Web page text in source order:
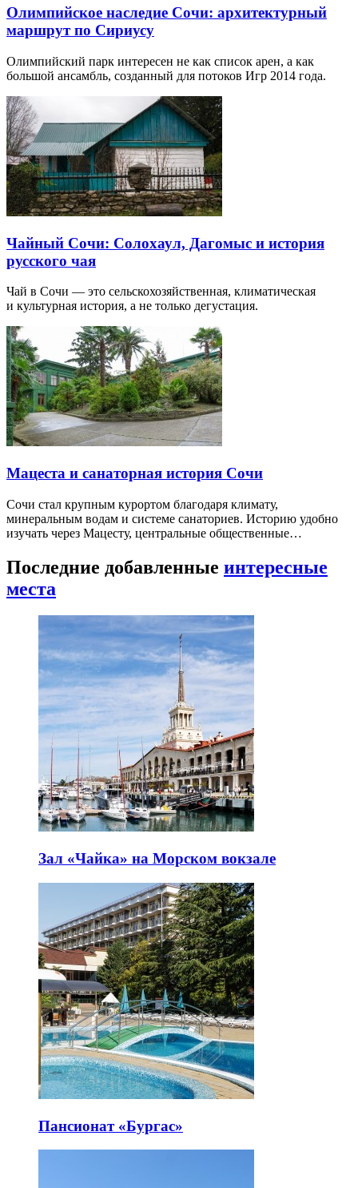
Олимпийское наследие Сочи: архитектурный
маршрут по Сириусу
Олимпийский парк интересен не как список арен, а как
большой ансамбль, созданный для потоков Игр 2014 года.
Чайный Сочи: Солохаул, Дагомыс и история
русского чая
Чай в Сочи — это сельскохозяйственная, климатическая
и культурная история, а не только дегустация.
Мацеста и санаторная история Сочи
Сочи стал крупным курортом благодаря климату,
минеральным водам и системе санаториев. Историю удобно
изучать через Мацесту, центральные общественные…
Последние добавленные интересные
места
Зал «Чайка» на Морском вокзале
Пансионат «Бургас»